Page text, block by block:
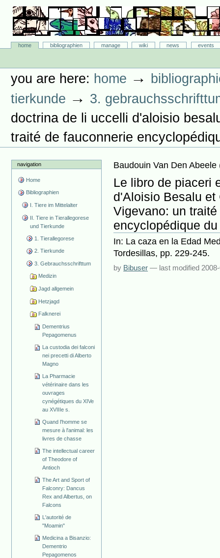
content.
navigation
Bibliographie-Portal
Sectionshome bibliographien manage wiki news
events
you are here: home →
tierkunde → 3.
doctrina de li uccelli d'aloisio
traité de fauconnerie
navigation
Home
Bibliographien
I. Tiere im Mittelalter
II. Tiere in Tierallegorese
und Tierkunde
1. Tierallegorese
2. Tierkunde
3. Gebrauchsschrifttum
Medizin
Jagd allgemein
Hetzjagd
Falknerei
Dementrius
Pepagomenus
La custodia dei falconi
nei precetti di Alberto
Magno
La Pharmacie
vétérinaire dans les
ouvrages
cynégétiques du XIVe
au XVIIIe s.
Quand l'homme se
mesure à l'animal: les
livres de chasse
The intellectual career
of Theodore of
Antioch
The Art and Sport of
Falconry: Dancus
Rex and Albertus, on
Falcons
L'autorité de
"Moamin"
Medicina a Bisanzio:
Dementrio
Pepagomenos
Baudouin Van Den Abeele
Le libro de piaceri
d'Aloisio Besalu
Vigevano: un
encyclopédique
In: La caza en la Edad
Tordesillas, pp. 229-245.
by Bibuser — last modified